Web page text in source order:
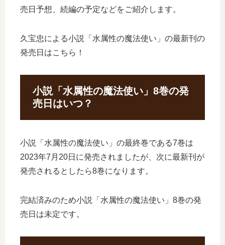
売日予想、続編の予定などをご紹介します。
久宝忠による小説「水属性の魔法使い」の最新刊の
発売日はこちら！
小説「水属性の魔法使い」8巻の発
売日はいつ？
小説「水属性の魔法使い」の最終巻である7巻は
2023年7月20日に発売されましたが、次に最新刊が
発売されるとしたら8巻になります。
完結済みのため小説「水属性の魔法使い」8巻の発
売日は未定です。